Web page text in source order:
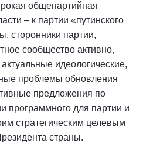
общепартийная
– к партии «путинского
сторонники партии,
сообщество активно,
идеологические,
проблемы обновления
предложения по
программного для партии и
стратегическим целевым
страны.